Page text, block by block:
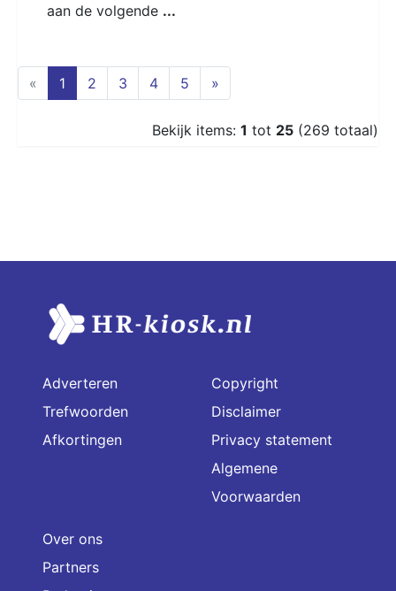
aan de volgende ...
« 1 (current)
2 3 4 5 »
Bekijk items: 1 tot 25 (269 totaal)
Adverteren
Trefwoorden
Afkortingen
Copyright
Disclaimer
Privacy statement
Algemene
Voorwaarden
Over ons
Partners